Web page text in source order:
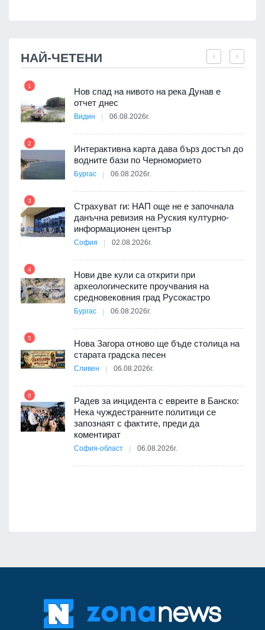
НАЙ-ЧЕТЕНИ
1
Нов спад на нивото на река Дунав е
отчет днес
Видин 06.08.2026г.
2
Интерактивна карта дава бърз достъп до
водните бази по Черноморието
Бургас 06.08.2026г.
3
Страхуват ги: НАП още не е започнала
данъчна ревизия на Руския културно-
информационен център
София 02.08.2026г.
4
Нови две кули са открити при
археологическите проучвания на
средновековния град Русокастро
Бургас 06.08.2026г.
5
Нова Загора отново ще бъде столица на
старата градска песен
Сливен 06.08.2026г.
6
Радев за инцидента с евреите в Банско:
Нека чуждестранните политици се
запознаят с фактите, преди да
коментират
София-област 06.08.2026г.